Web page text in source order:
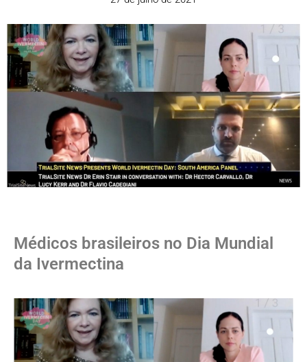
Médicos brasileiros no Dia Mundial
da Ivermectina